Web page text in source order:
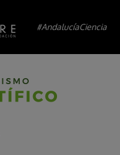
#AndalucíaCiencia